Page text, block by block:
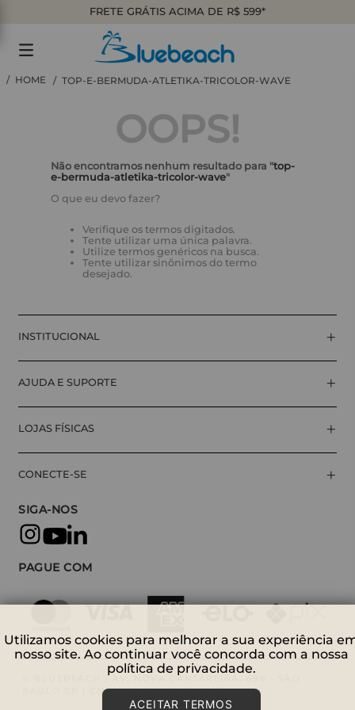
FRETE GRÁTIS ACIMA DE R$ 599*
TOP-E-BERMUDA-ATLETIKA-TRICOLOR-WAVE
OOPS!
Não encontramos nenhum resultado para "top-
e-bermuda-atletika-tricolor-wave"
O que eu devo fazer?
Verifique os termos digitados.
Tente utilizar uma única palavra.
Utilize termos genéricos na busca.
Tente utilizar sinônimos do termo
desejado.
INSTITUCIONAL +
AJUDA E SUPORTE +
LOJAS FÍSICAS +
CONECTE-SE +
SIGA-NOS
PAGUE COM
© BLUEBEACH | AV. NOVA CANTAREIRA, 698 - SÃO
PAULO SP | CNPJ: 09.529.951/0001-27
Utilizamos cookies para melhorar a sua experiência
nosso site. Ao continuar você concorda com a nossa
política de privacidade.
ACEITAR TERMOS